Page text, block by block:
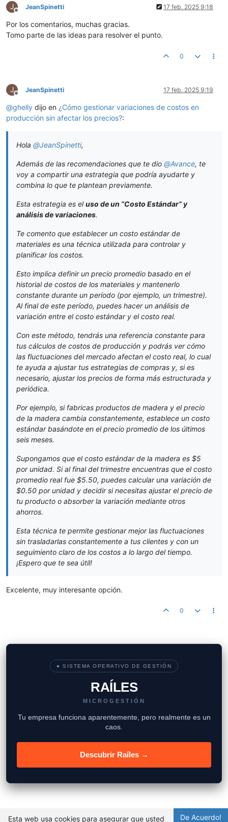
J
Desconectado
JeanSpinetti 17 feb. 2025 9:18
Por los comentarios, muchas gracias.
Tomo parte de las ideas para resolver el punto.
0
J
Desconectado
JeanSpinetti 17 feb. 2025 9:19
@ghelly dijo en ¿Cómo gestionar variaciones de costos en
producción sin afectar los precios?:
Hola @JeanSpinetti,
Además de las recomendaciones que te dio @Avance, te
voy a compartir una estrategia que podría ayudarte y
combina lo que te plantean previamente.
Esta estrategia es eluso de un “Costo Estándar” y
análisis de variaciones.
Te comento que establecer un costo estándar de
materiales es una técnica utilizada para controlar y
planificar los costos.
Esto implica definir un precio promedio basado en el
historial de costos de los materiales y mantenerlo
constante durante un período (por ejemplo, un trimestre).
Al final de este período, puedes hacer un análisis de
variación entre el costo estándar y el costo real.
Con este método, tendrás una referencia constante para
tus cálculos de costos de producción y podrás ver cómo
las fluctuaciones del mercado afectan el costo real, lo cual
te ayuda a ajustar tus estrategias de compras y, si es
necesario, ajustar los precios de forma más estructurada y
periódica.
Por ejemplo, si fabricas productos de madera y el precio
de la madera cambia constantemente, establece un costo
estándar basándote en el precio promedio de los últimos
seis meses.
Supongamos que el costo estándar de la madera es $5
por unidad. Si al final del trimestre encuentras que el costo
promedio real fue $5.50, puedes calcular una variación de
$0.50 por unidad y decidir si necesitas ajustar el precio de
tu producto o absorber la variación mediante otros
ahorros.
Esta técnica te permite gestionar mejor las fluctuaciones
sin trasladarlas constantemente a tus clientes y con un
seguimiento claro de los costos a lo largo del tiempo.
¡Espero que te sea útil!
Excelente, muy interesante opción.
0
● SISTEMA OPERATIVO DE GESTIÓN
RAÍLES
MICROGESTIÓN
Tu empresa funciona aparentemente, pero realmente es un
caos.
Descubrir Raíles →
De Acuerdo!
Esta web usa cookies para asegurar que usted